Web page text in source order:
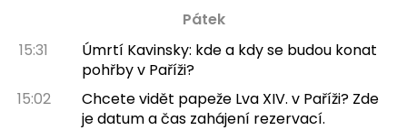
Pátek
15:31
Úmrtí Kavinsky: kde a kdy se budou konat
pohřby v Paříži?
15:02
Chcete vidět papeže Lva XIV. v Paříži? Zde
je datum a čas zahájení rezervací.